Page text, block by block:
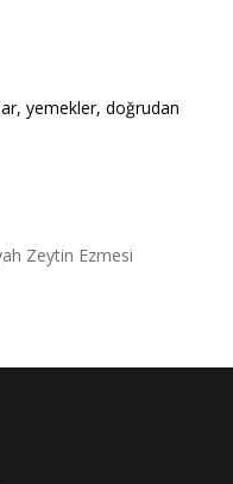
yemekler, doğrudan